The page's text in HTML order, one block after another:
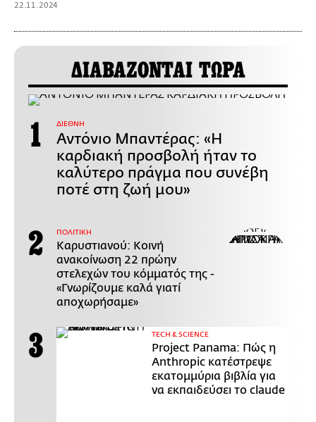
22.11.2024
ΔΙΑΒΑΖΟΝΤΑΙ ΤΩΡΑ
ΔΙΕΘΝΗ
Αντόνιο Μπαντέρας: «Η
καρδιακή προσβολή ήταν το
καλύτερο πράγμα που συνέβη
ποτέ στη ζωή μου»
ΠΟΛΙΤΙΚΗ
Καρυστιανού: Κοινή
ανακοίνωση 22 πρώην
στελεχών του κόμματός της -
«Γνωρίζουμε καλά γιατί
αποχωρήσαμε»
ΤECH & SCIENCE
Project Panama: Πώς η
Anthropic κατέστρεψε
εκατομμύρια βιβλία για
να εκπαιδεύσει το claude